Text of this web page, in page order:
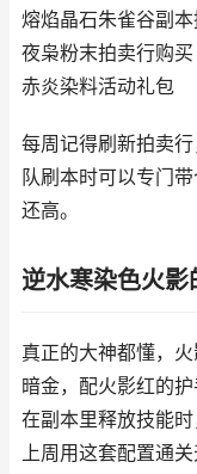
熔焰晶石朱雀谷副
夜枭粉末拍卖行购买
赤炎染料活动礼包
每周记得刷新拍卖
队刷本时可以专门
还高。
逆水寒染色火影
真正的大神都懂，
暗金，配火影红的
在副本里释放技能
上周用这套配置通